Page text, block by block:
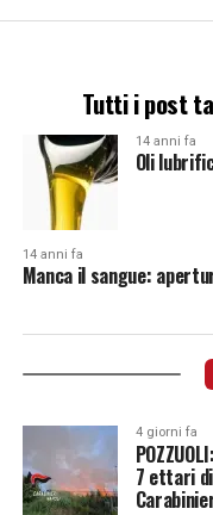
Tutti i post
14 anni fa
Oli
14 anni fa
Manca il sangue:
4 giorni fa
7 ettari